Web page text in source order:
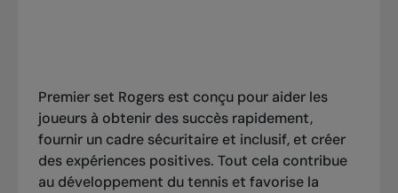
Premier set Rogers est conçu pour aider les
joueurs à obtenir des succès rapidement,
fournir un cadre sécuritaire et inclusif, et créer
des expériences positives. Tout cela contribue
au développement du tennis et favorise la